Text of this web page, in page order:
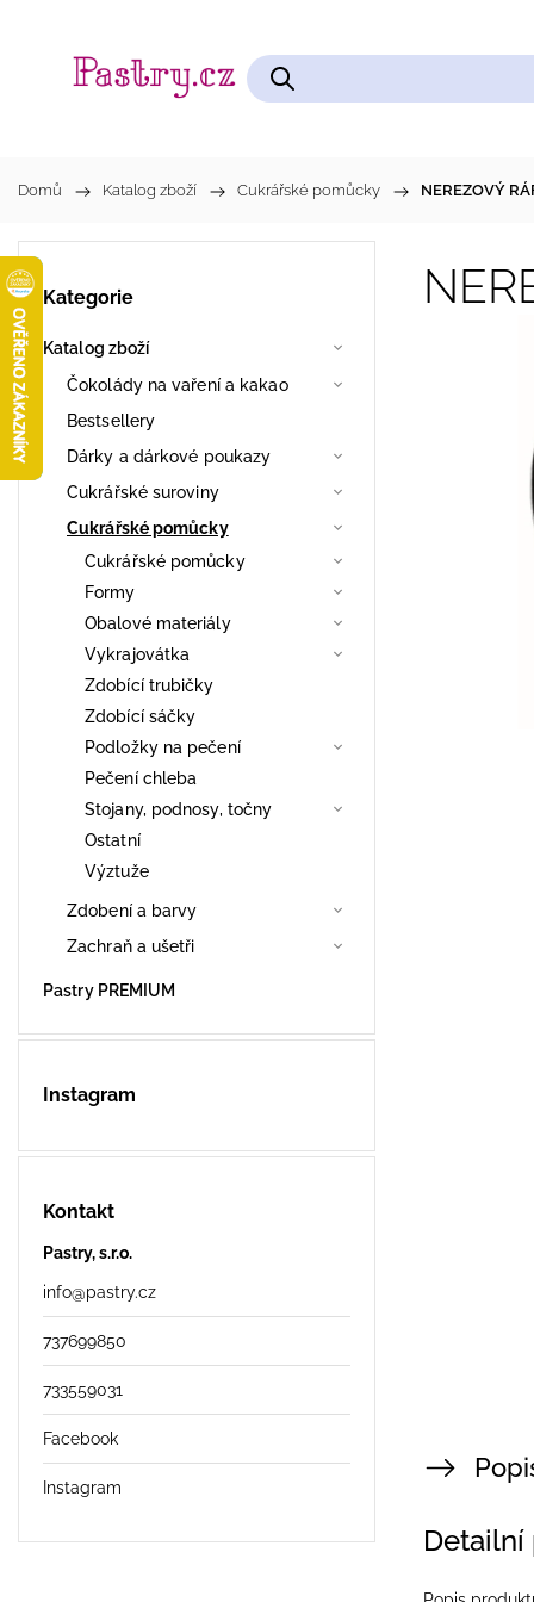
Domů / Katalog zboží / Cukrářské pomůcky / NEREZOVÝ
Kategorie
Katalog zboží
Čokolády na vaření a kakao
Bestsellery
Dárky a dárkové poukazy
Cukrářské suroviny
Cukrářské pomůcky
Cukrářské pomůcky
Formy
Obalové materiály
Vykrajovátka
Zdobící trubičky
Zdobící sáčky
Podložky na pečení
Pečení chleba
Stojany, podnosy, točny
Ostatní
Výztuže
Zdobení a barvy
Zachraň a ušetři
Pastry PREMIUM
Instagram
Kontakt
Pastry, s.r.o.
info@pastry.cz
737699850
733559031
Facebook
Instagram